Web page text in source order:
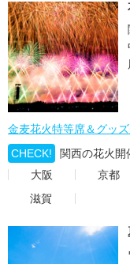
金麦花火特等席＆グッ
CHECK!
関西の花火開
大阪
京都
滋賀